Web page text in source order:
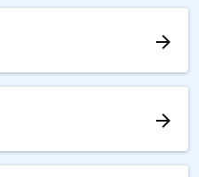
arrow_forward
arrow_forward